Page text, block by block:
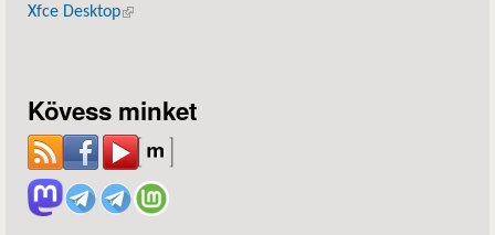
Xfce Desktop(külső hivatkozás)
Kövess minket